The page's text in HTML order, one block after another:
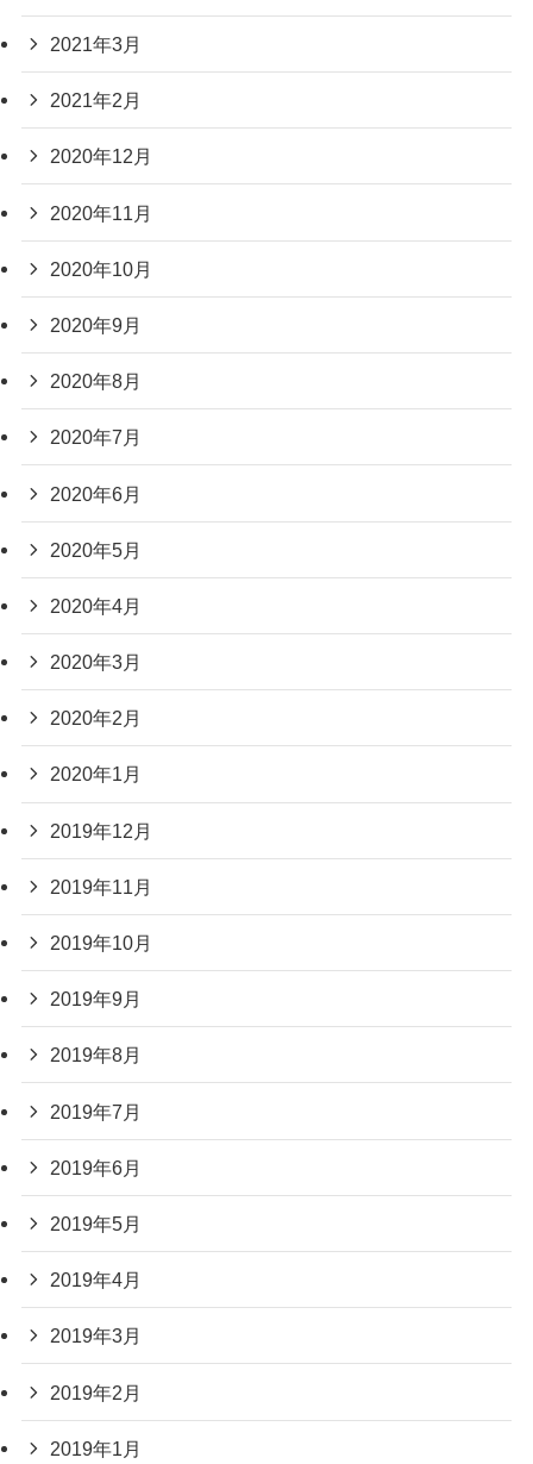
2021年3月
2021年2月
2020年12月
2020年11月
2020年10月
2020年9月
2020年8月
2020年7月
2020年6月
2020年5月
2020年4月
2020年3月
2020年2月
2020年1月
2019年12月
2019年11月
2019年10月
2019年9月
2019年8月
2019年7月
2019年6月
2019年5月
2019年4月
2019年3月
2019年2月
2019年1月